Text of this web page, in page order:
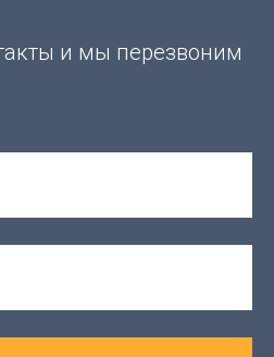
и мы перезвоним